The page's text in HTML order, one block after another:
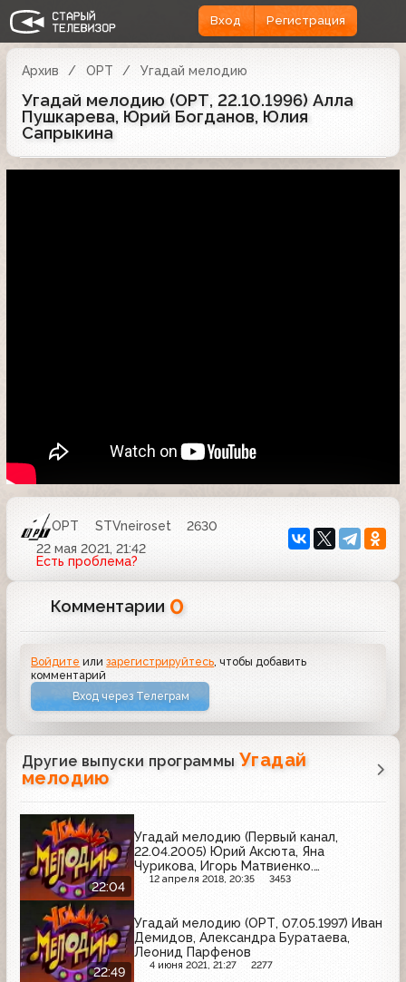
Вход Регистрация
Архив ОРТ Угадай мелодию
Угадай мелодию (ОРТ, 22.10.1996) Алла
Пушкарева, Юрий Богданов, Юлия
Сапрыкина
ОРТ STVneiroset
2630
22 мая 2021, 21:42
Есть проблема?
Комментарии 0
Войдите илизарегистрируйтесь , чтобы добавить
комментарий
Вход через Телеграм
Другие выпуски программы Угадай
мелодию
22:04
Угадай мелодию (Первый канал,
22.04.2005) Юрий Аксюта, Яна
Чурикова, Игорь Матвиенко.
Специальный выпуск, посвященный 10-
12 апреля 2018, 20:35 3453
22:49
Угадай мелодию (ОРТ, 07.05.1997) Иван
Демидов, Александра Буратаева,
Леонид Парфенов
4 июня 2021, 21:27 2277